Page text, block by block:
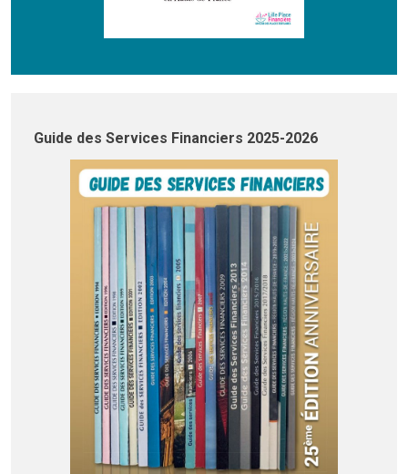
Guide des Services Financiers 2025-2026